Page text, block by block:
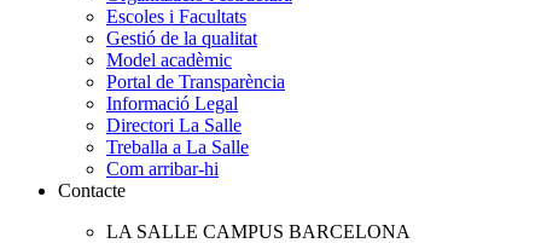
Escoles i Facultats
Gestió de la qualitat
Model acadèmic
Portal de Transparència
Informació Legal
Directori La Salle
Treballa a La Salle
Com arribar-hi
Contacte
LA SALLE CAMPUS BARCELONA